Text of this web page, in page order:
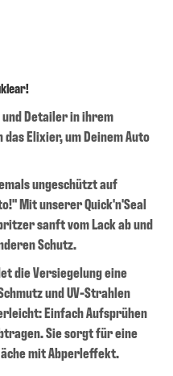
Detailer in ihrem
Elixier, um Deinem Auto
ungeschützt auf
Mit unserer Quick'n'Seal
sanft vom Lack ab und
Schutz.
die Versiegelung eine
und UV-Strahlen
Einfach Aufsprühen
Sie sorgt für eine
mit Abperleffekt.